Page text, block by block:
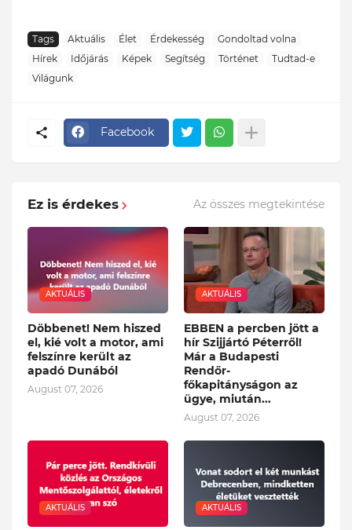
Tags Aktuális Élet Érdekesség
Gondoltad volna
Hírek
Időjárás Képek Segítség Történet
Tudtad-e
Világunk
Facebook
Ez is érdekes Az összes megtekintése
AKTUÁLIS
Döbbenet! Nem hiszed
el, kié volt a motor, ami
felszínre került az
apadó Dunából
August 07, 2026
AKTUÁLIS
EBBEN a percben jött a
hír Szijjártó Péterről!
Már a Budapesti
Rendőr-
főkapitányságon az
ügye, miután...
August 07, 2026
AKTUÁLIS AKTUÁLIS